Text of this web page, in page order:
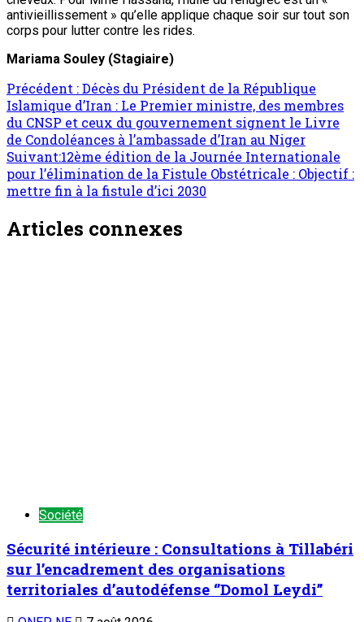
antivieillissement » qu’elle applique chaque soir sur tout son
corps pour lutter contre les rides.
Mariama Souley (Stagiaire)
Navigation
d’article
Précédent :Décès du Président de la République
Islamique d’Iran : Le Premier ministre, des membres
du CNSP et ceux du gouvernement signent le Livre
de Condoléances à l’ambassade d’Iran au Niger
Suivant:12ème édition de la Journée Internationale
pour l’élimination de la Fistule Obstétricale : Objectif :
mettre fin à la fistule d’ici 2030
Articles connexes
Société
Sécurité intérieure : Consultations à Tillabéri
sur l’encadrement des organisations
territoriales d’autodéfense ‘’Domol Leydi’’